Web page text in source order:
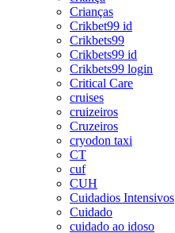
Crianças
Crikbet99 id
Crikbets99
Crikbets99 id
Crikbets99 login
Critical Care
cruises
cruizeiros
Cruzeiros
cryodon taxi
CT
cuf
CUH
Cuidadios Intensivos
Cuidado
cuidado ao idoso